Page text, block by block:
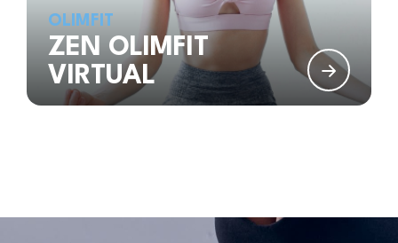
OLIMFIT
ZEN OLIMFIT
VIRTUAL